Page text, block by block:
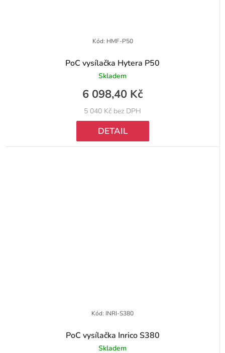
PoC vysílačka Hytera P50
Skladem
5 040 Kč bez DPH
6 098,40 Kč
DETAIL
Kód: HMF-P50
PoC vysílačka Inrico S380
Skladem
Kód: INRI-S380